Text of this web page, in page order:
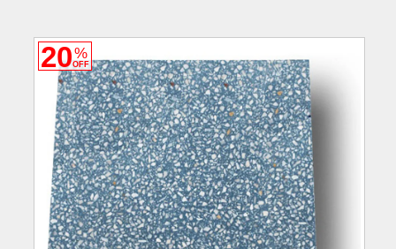
20%
OFF